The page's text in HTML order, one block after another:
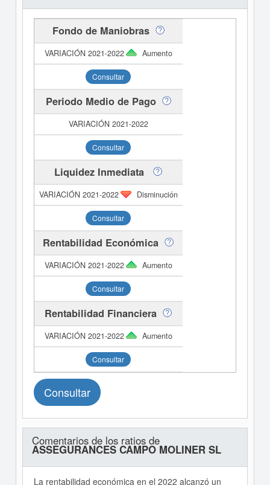
Fondo de Maniobras
Aumento
Consultar
Periodo Medio de Pago
Consultar
Liquidez Inmediata
Disminución
Consultar
Rentabilidad Económica
Aumento
Consultar
Rentabilidad Financiera
Aumento
Consultar
Consultar
Comentarios de los ratios de
ASSEGURANCES CAMPO MOLINER SL
La rentabilidad económica en el 2022 alcanzó un